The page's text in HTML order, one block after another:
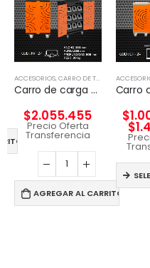
ACCESORIOS,CARRO DE TECNOLGÍA
Carro de carga y transporte para 27 Lentes RV
$2.055.455
Precio Oferta
Transferencia
AGREGAR AL CARRITO
$
$